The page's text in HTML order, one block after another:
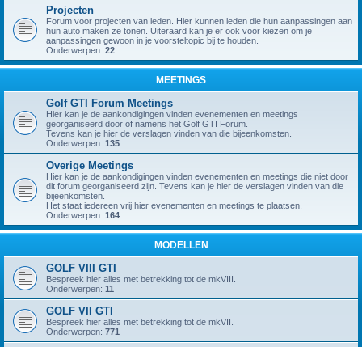
Projecten
Forum voor projecten van leden. Hier kunnen leden die hun aanpassingen aan
hun auto maken ze tonen. Uiteraard kan je er ook voor kiezen om je
aanpassingen gewoon in je voorsteltopic bij te houden.
Onderwerpen: 22
MEETINGS
Golf GTI Forum Meetings
Hier kan je de aankondigingen vinden evenementen en meetings
georganiseerd door of namens het Golf GTI Forum.
Tevens kan je hier de verslagen vinden van die bijeenkomsten.
Onderwerpen: 135
Overige Meetings
Hier kan je de aankondigingen vinden evenementen en meetings die niet door
dit forum georganiseerd zijn. Tevens kan je hier de verslagen vinden van die
bijeenkomsten.
Het staat iedereen vrij hier evenementen en meetings te plaatsen.
Onderwerpen: 164
MODELLEN
GOLF VIII GTI
Bespreek hier alles met betrekking tot de mkVIII.
Onderwerpen: 11
GOLF VII GTI
Bespreek hier alles met betrekking tot de mkVII.
Onderwerpen: 771